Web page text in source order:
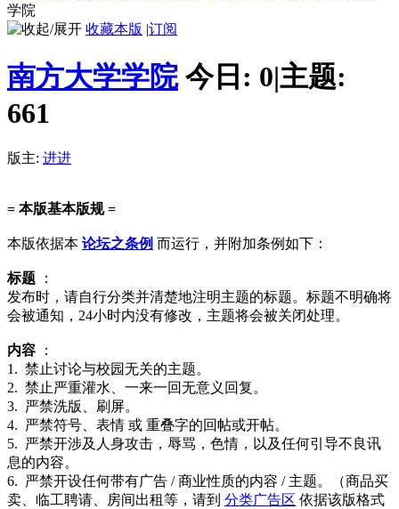
学院
收藏本版 |订阅
南方大学学院 今日: 0|主题:
661
版主: 进进
= 本版基本版规 =
本版依据本 论坛之条例 而运行，并附加条例如下：
标题
：
发布时，请自行分类并清楚地注明主题的标题。标题不明确将
会被通知，24小时内没有修改，主题将会被关闭处理。
内容 ：
1. 禁止讨论与校园无关的主题。
2. 禁止严重灌水、一来一回无意义回复。
3. 严禁洗版、刷屏。
4. 严禁符号、表情 或 重叠字的回帖或开帖。
5. 严禁开涉及人身攻击，辱骂，色情，以及任何引导不良讯
息的内容。
6. 严禁开设任何带有广告 / 商业性质的内容 / 主题。（商品买
卖、临工聘请、房间出租等，请到 分类广告区 依据该版格式